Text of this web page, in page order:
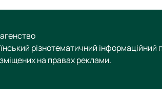
різнотематичний інформаційний
на правах реклами.